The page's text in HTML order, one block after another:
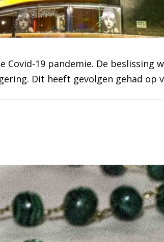
Covid-19 pandemie. De beslissing
Dit heeft gevolgen gehad op